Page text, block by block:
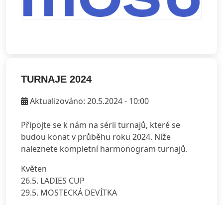
TURNAJE 2024
Aktualizováno: 20.5.2024 - 10:00
Připojte se k nám na sérii turnajů, které se
budou konat v průběhu roku 2024. Níže
naleznete kompletní harmonogram turnajů.
Květen
26.5. LADIES CUP
29.5. MOSTECKÁ DEVÍTKA